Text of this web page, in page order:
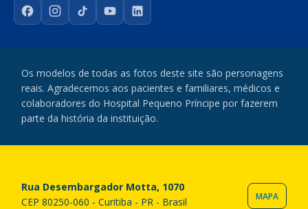
FacebookInstagram
TikTokYouTubeLinkedIn
Os modelos de todas as fotos deste site são personagens
reais. Agradecemos aos pacientes e familiares, médicos e
colaboradores do Hospital Pequeno Príncipe por fazerem
parte da história da instituição.
Rua Desembargador Motta, 1070
CEP 80250-060 - Curitiba - PR - Brasil
MAPA